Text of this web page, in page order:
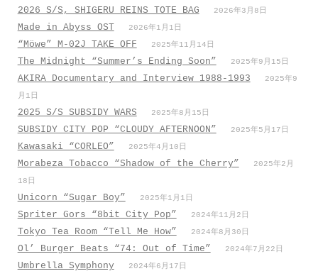
シ
ョ
ン
2026 S/S, SHIGERU REINS TOTE BAG 2026年3月8日
Made in Abyss OST 2026年1月1日
“Möwe” M-02J TAKE OFF 2025年11月14日
The Midnight “Summer’s Ending Soon” 2025年9月15日
AKIRA Documentary and Interview 1988-1993
2025年9
月1日
2025 S/S SUBSIDY WARS 2025年8月15日
SUBSIDY CITY POP “CLOUDY AFTERNOON” 2025年5月17日
Kawasaki “CORLEO” 2025年4月10日
Morabeza Tobacco “Shadow of the Cherry”
2025年2月
18日
Unicorn “Sugar Boy” 2025年1月1日
Spriter Gors “8bit City Pop” 2024年11月2日
Tokyo Tea Room “Tell Me How” 2024年8月30日
Ol’ Burger Beats “74: Out of Time” 2024年7月22日
Umbrella Symphony 2024年6月17日